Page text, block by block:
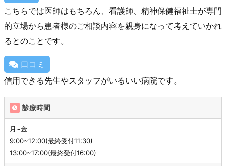
こちらでは医師はもちろん、看護師、精神保健福祉士が専門
的立場から患者様のご相談内容を親身になって考えていかれ
るとのことです。
口コミ
信用できる先生やスタッフがいるいい病院です。
診療時間
月~金
9:00~12:00(最終受付11:30)
13:00~17:00(最終受付16:00)